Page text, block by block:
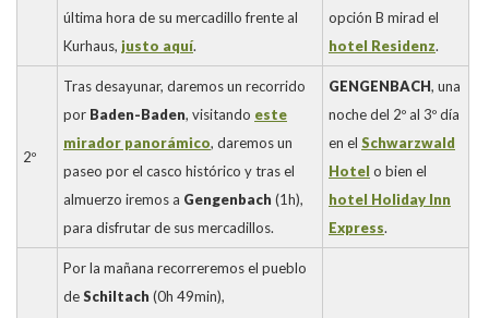
última hora de su mercadillo frente al
Kurhaus, justo aquí.
opción B mirad el
hotel Residenz.
2º
Tras desayunar, daremos un recorrido
por Baden-Baden, visitando este
mirador panorámico, daremos un
paseo por el casco histórico y tras el
almuerzo iremos a Gengenbach (1h),
para disfrutar de sus mercadillos.
GENGENBACH, una
noche del 2º al 3º día
en el Schwarzwald
Hotel o bien el
hotel Holiday Inn
Express.
Por la mañana recorreremos el pueblo
deSchiltach (0h 49min),